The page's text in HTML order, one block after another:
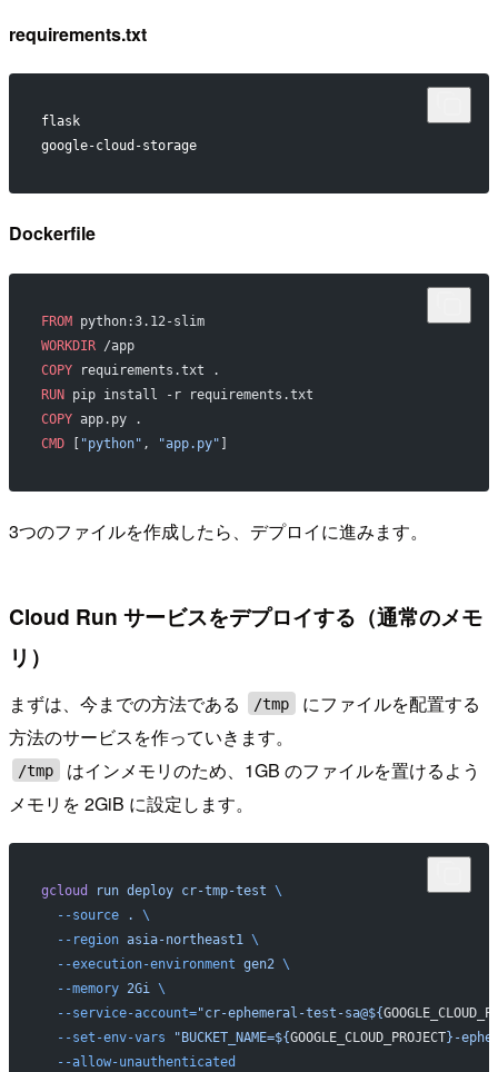
requirements.txt
flask
google-cloud-storage
Dockerfile
FROM python:3.12-slim
WORKDIR /app
COPY requirements.txt .
RUN pip install -r requirements.txt
COPY app.py .
CMD [ "python" , "app.py"
3つのファイルを作成したら、デプロイに進みます。
Cloud Run サービスをデプロイする（通常のメモ
リ）
まずは、今までの方法である /tmp
にファイルを配置する
方法のサービスを作っていきます。
/tmp
はインメモリのため、1GB のファイルを置けるよう
メモリを 2GiB に設定します。
gcloud run deploy cr-tmp-test \
  --source
.
\
  --region
asia-northeast1 \
  --execution-environment
gen2 \
  --memory
2Gi \
  --service-account=
"cr-ephemeral-test-sa@${
  --set-env-vars
"BUCKET_NAME=${GOOGLE_CLOUD_PROJECT}-
  --allow-unauthenticated